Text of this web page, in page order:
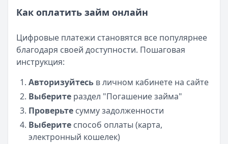
Как оплатить займ онлайн
Цифровые платежи становятся все популярнее
благодаря своей доступности. Пошаговая
инструкция:
Авторизуйтесь в личном кабинете на сайте
Выберите раздел "Погашение займа"
Проверьте сумму задолженности
Выберите способ оплаты (карта,
электронный кошелек)